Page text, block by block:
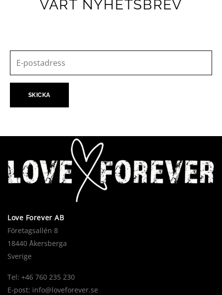
VÅRT NYHETSBREV
Love Forever AB
Företagsallén 8
18440 Åkersberga
Sverige
Tel: +46 760 235 230
E-post: info@loveforever.se